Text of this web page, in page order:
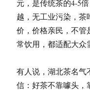
元，是传统茶的4-5
越，无工业污染，茶
价，价格亲民，不管
常饮用，都适配大众
有人说，湖北茶名气
信：好茶不靠噱头